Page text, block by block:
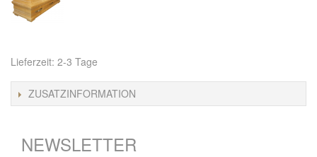
Lieferzeit: 2-3 Tage
ZUSATZINFORMATION
NEWSLETTER